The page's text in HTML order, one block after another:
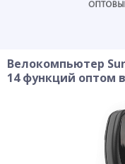
Велокомпьютер
14 функций оптом